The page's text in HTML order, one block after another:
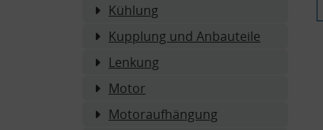
Kühlung
Kupplung und Anbauteile
Lenkung
Motor
Motoraufhängung